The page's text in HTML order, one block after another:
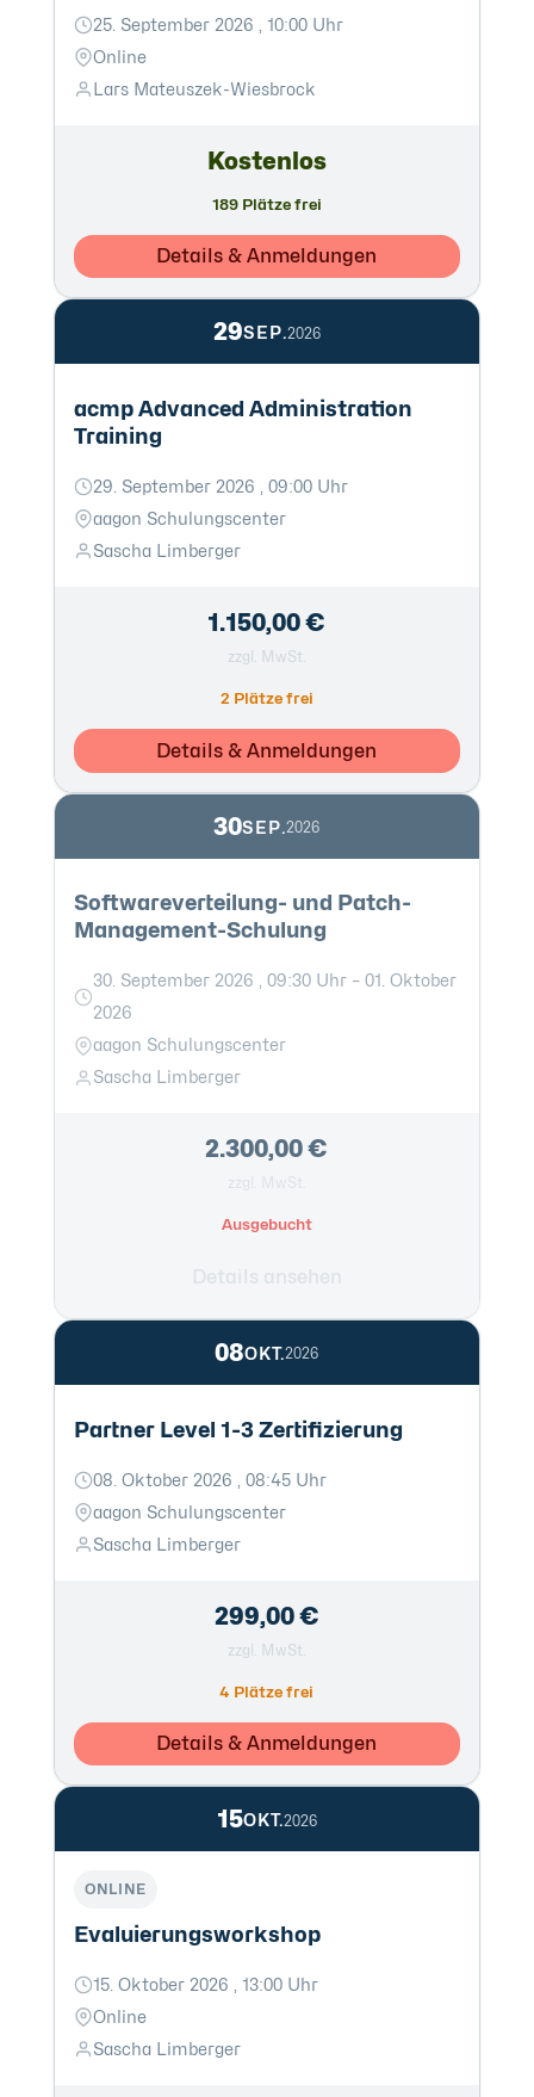
25. September 2026 , 10:00 Uhr
Online
Lars Mateuszek-Wiesbrock
Kostenlos
189 Plätze frei
Details & Anmeldungen
29SEP.2026
acmp Advanced Administration
Training
29. September 2026 , 09:00 Uhr
aagon Schulungscenter
Sascha Limberger
1.150,00 €
zzgl. MwSt.
2 Plätze frei
Details & Anmeldungen
30SEP.2026
Softwareverteilung- und Patch-
Management-Schulung
30. September 2026 , 09:30 Uhr – 01. Oktober
2026
aagon Schulungscenter
Sascha Limberger
2.300,00 €
zzgl. MwSt.
Ausgebucht
Details ansehen
08OKT.2026
Partner Level 1-3 Zertifizierung
08. Oktober 2026 , 08:45 Uhr
aagon Schulungscenter
Sascha Limberger
299,00 €
zzgl. MwSt.
4 Plätze frei
Details & Anmeldungen
15OKT.2026
ONLINE
Evaluierungsworkshop
15. Oktober 2026 , 13:00 Uhr
Online
Sascha Limberger